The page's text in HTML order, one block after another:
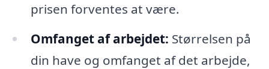
prisen forventes at være.
Omfanget af arbejdet: Størrelsen på
din have og omfanget af det arbejde,